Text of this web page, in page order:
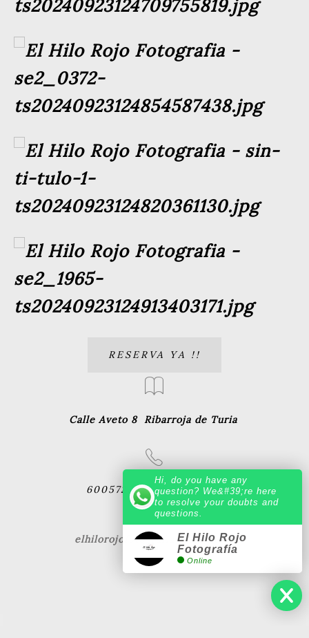
RESERVA YA !!
Calle Aveto 8 Ribarroja de Turia
600572227 - 619083029
elhilorojofotografia@gmail.com
Hi, do you have any
question? We&#39;re here
to resolve your doubts and
questions.
El Hilo Rojo
Fotografía
Online